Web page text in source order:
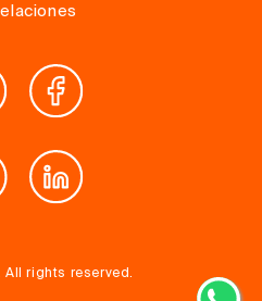
All rights reserved.